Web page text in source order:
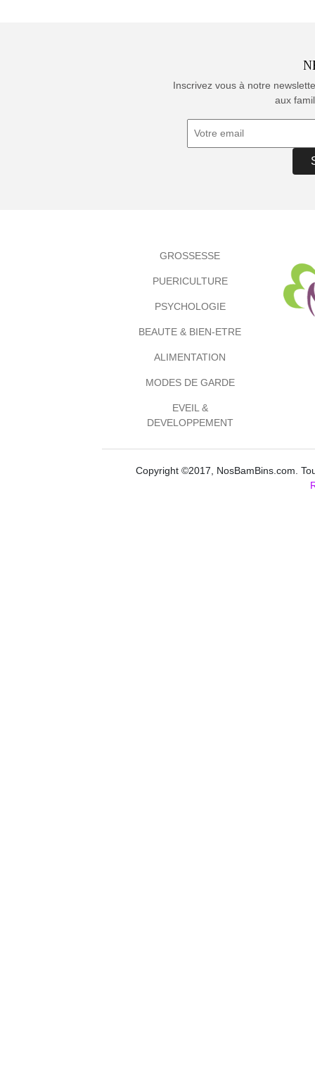
Inscrivez vous à notre
aux
GROSSESSE
PUERICULTURE
PSYCHOLOGIE
BEAUTE & BIEN-ETRE
ALIMENTATION
MODES DE GARDE
EVEIL &
DEVELOPPEMENT
Copyright ©2017, NosBamBins.com.